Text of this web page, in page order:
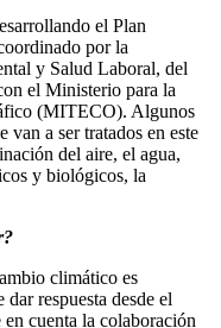
el Plan
por la
y Salud Laboral, del
el Ministerio para la
(MITECO). Algunos
van a ser tratados en este
del aire, el agua,
y biológicos, la
climático es
dar respuesta desde el
cuenta la colaboración